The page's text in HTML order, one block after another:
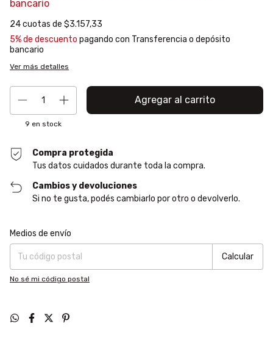
bancario
24cuotas de $3.157,33
5% de descuento pagando con Transferencia o depósito
bancario
Ver más detalles
9 en stock
Compra protegida
Tus datos cuidados durante toda la compra.
Cambios y devoluciones
Si no te gusta, podés cambiarlo por otro o devolverlo.
Entregas para el CP:
Medios de envío
Calcular
No sé mi código postal